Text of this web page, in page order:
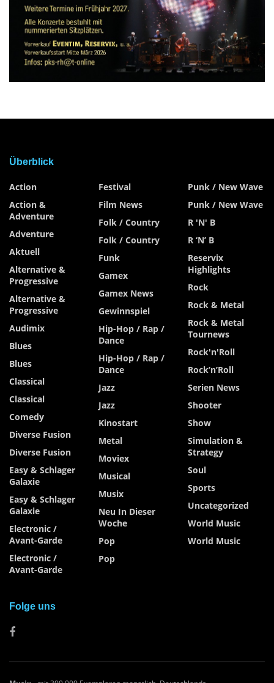
Überblick
Action
Action &
Adventure
Adventure
Aktuell
Alternative &
Progressive
Alternative &
Progressive
Audimix
Blues
Blues
Classical
Classical
Comedy
Diverse Fusion
Diverse Fusion
Easy & Schlager
Galaxie
Easy & Schlager
Galaxie
Electronic /
Avant-Garde
Electronic /
Avant-Garde
Festival
Film News
Folk / Country
Folk / Country
Funk
Gamex
Gamex News
Gewinnspiel
Hip-Hop / Rap /
Dance
Hip-Hop / Rap /
Dance
Jazz
Jazz
Kinostart
Metal
Moviex
Musical
Musix
Neu In Dieser
Woche
Pop
Pop
Punk / New Wave
Punk / New Wave
R 'n' B
R ‘n’ B
Reservix
Highlights
Rock
Rock & Metal
Rock & Metal
Tournews
Rock'n'Roll
Rock’n’Roll
Serien News
Shooter
Show
Simulation &
Strategy
Soul
Sports
Uncategorized
World Music
World Music
Folge uns